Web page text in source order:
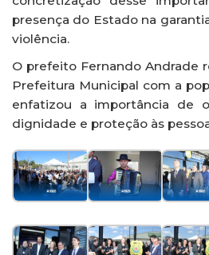
presença do Estado na
violência.
O prefeito Fernando Andrade
Prefeitura Municipal com a
enfatizou a importância de
dignidade e proteção às